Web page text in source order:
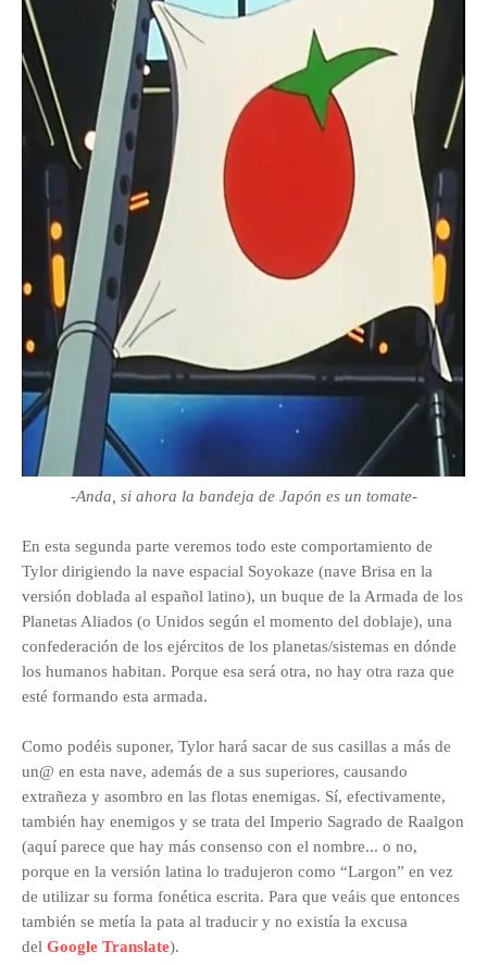
-Anda, si ahora la bandeja de Japón es un tomate-
En esta segunda parte veremos todo este comportamiento de
Tylor dirigiendo la nave espacial Soyokaze (nave Brisa en la
versión doblada al español latino), un buque de la Armada de los
Planetas Aliados (o Unidos según el momento del doblaje), una
confederación de los ejércitos de los planetas/sistemas en dónde
los humanos habitan. Porque esa será otra, no hay otra raza que
esté formando esta armada.
Como podéis suponer, Tylor hará sacar de sus casillas a más de
un@ en esta nave, además de a sus superiores, causando
extrañeza y asombro en las flotas enemigas. Sí, efectivamente,
también hay enemigos y se trata del Imperio Sagrado de Raalgon
(aquí parece que hay más consenso con el nombre... o no,
porque en la versión latina lo tradujeron como “Largon” en vez
de utilizar su forma fonética escrita. Para que veáis que entonces
también se metía la pata al traducir y no existía la excusa
del Google Translate).